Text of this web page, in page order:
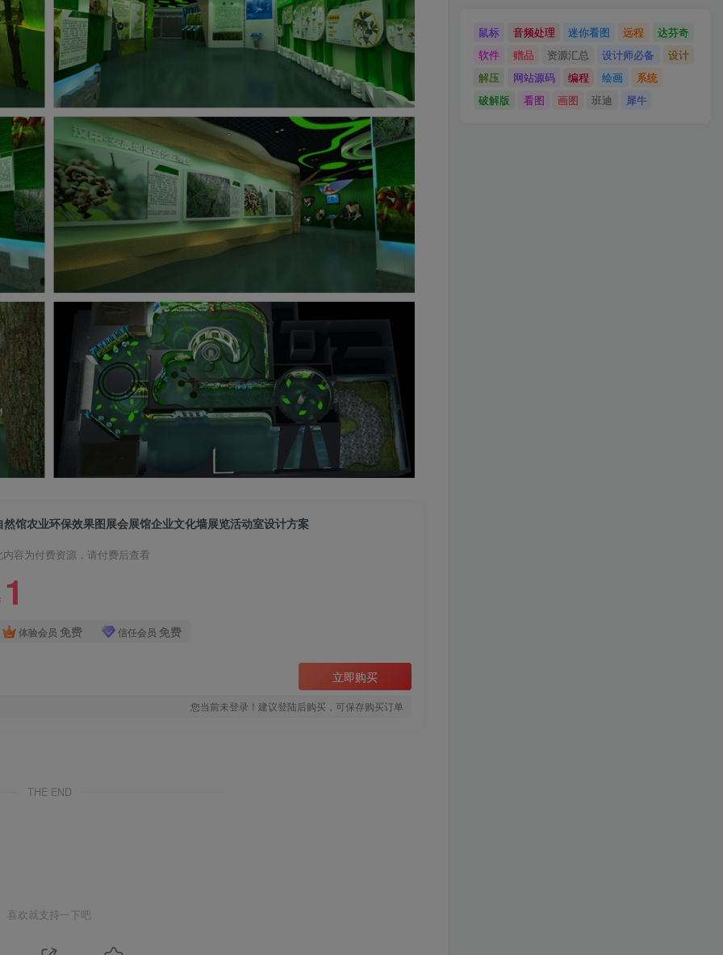
然馆农业环保效果图展会展馆企业文化墙展览活动室设计方案
内容为付费资源，请付费后查看
1
体验会员 免费 信任会员 免费
立即购买
您当前未登录！建议登陆后购买，可保存购买订单
THE END
喜欢就支持一下吧
鼠标 音频处理 迷你看图 远程
达芬奇
软件
赠品 资源汇总 设计师必备
设计
解压
网站源码 编程 绘画
系统
破解版
看图 画图 班迪 犀牛